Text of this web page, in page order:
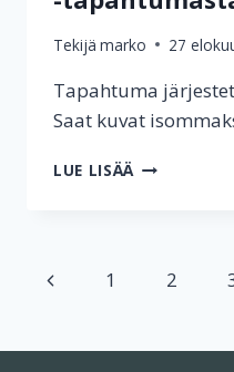
Tekijä marko 27
Tapahtuma
Saat kuvat
LUE LISÄÄ KUVIA
Sivunavigointi
Edellinen
1 2